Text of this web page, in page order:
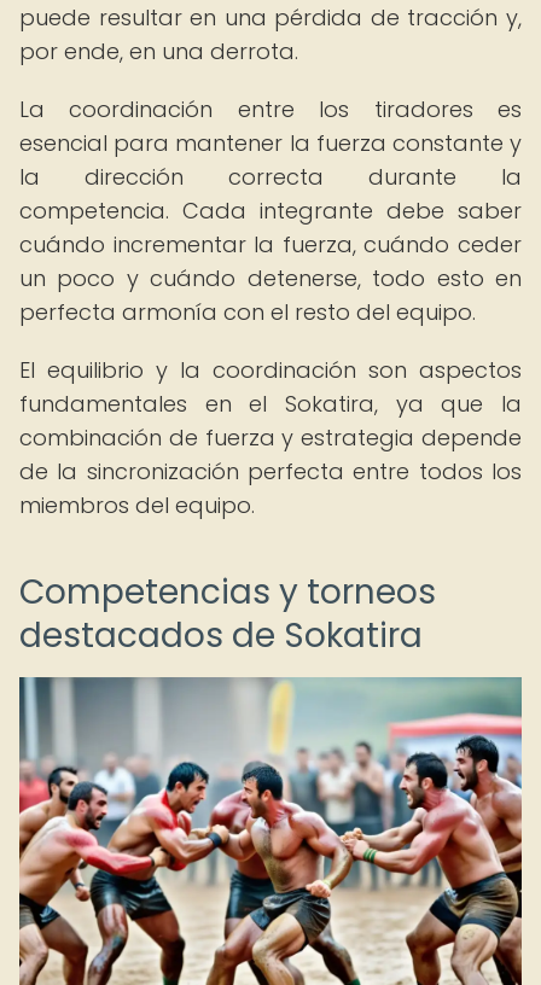
puede resultar en una pérdida de tracción y,
por ende, en una derrota.
La coordinación entre los tiradores es
esencial para mantener la fuerza constante y
la dirección correcta durante la
competencia. Cada integrante debe saber
cuándo incrementar la fuerza, cuándo ceder
un poco y cuándo detenerse, todo esto en
perfecta armonía con el resto del equipo.
El equilibrio y la coordinación son aspectos
fundamentales en el Sokatira, ya que la
combinación de fuerza y estrategia depende
de la sincronización perfecta entre todos los
miembros del equipo.
Competencias y torneos
destacados de Sokatira